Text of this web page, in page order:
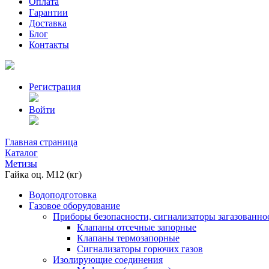
Гарантии
Доставка
Блог
Контакты
Регистрация
Войти
Главная страница
Каталог
Метизы
Гайка оц. М12 (кг)
Водоподготовка
Газовое оборудование
Приборы безопасности, сигнализаторы
Клапаны отсечные запорные
Клапаны термозапорные
Сигнализаторы горючих газов
Изолирующие соединения